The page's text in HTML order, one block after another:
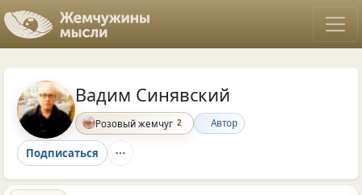
Вадим Синявский
Розовый жемчуг 2 Автор
Подписаться